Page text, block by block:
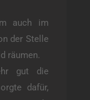
auch im
der Stelle
räumen.
gut die
dafür,